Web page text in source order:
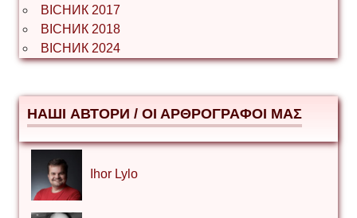
ВІСНИК 2017
ВІСНИК 2018
ВІСНИК 2024
НАШІ АВТОРИ / ΟΙ ΑΡΘΡΟΓΡΑΦΟΙ ΜΑΣ
Ihor Lylo